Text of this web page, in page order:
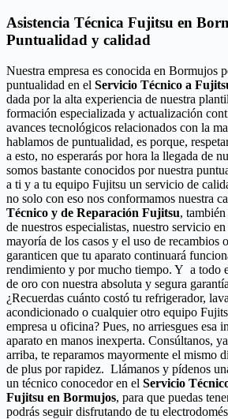
Asistencia Técnica Fujitsu en
Puntualidad y calidad
Nuestra empresa es conocida en Bormujos
puntualidad en el Servicio Técnico a
dada por la alta experiencia de nuestra
formación especializada y actualización
avances tecnológicos relacionados con la
hablamos de puntualidad, es porque,
a esto, no esperarás por hora la llegada de
somos bastante conocidos por nuestra
a ti y a tu equipo Fujitsu un servicio de
no solo con eso nos conformamos nuestra
Técnico y de Reparación Fujitsu,
de nuestros especialistas, nuestro servicio
mayoría de los casos y el uso de recambios
garanticen que tu aparato continuará
rendimiento y por mucho tiempo. Y a todo
de oro con nuestra absoluta y segura
¿Recuerdas cuánto costó tu refrigerador,
acondicionado o cualquier otro equipo
empresa u oficina? Pues, no arriesgues esa
aparato en manos inexperta. Consúltanos,
arriba, te reparamos mayormente el mismo
de plus por rapidez. Llámanos y pídenos
un técnico conocedor en el Servicio
Fujitsu en Bormujos, para que puedas
podrás seguir disfrutando de tu